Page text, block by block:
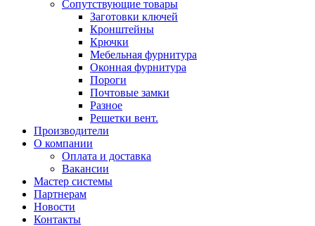
Сопутствующие товары
Заготовки ключей
Кронштейны
Крючки
Мебельная фурнитура
Оконная фурнитура
Пороги
Почтовые замки
Разное
Решетки вент.
Производители
О компании
Оплата и доставка
Вакансии
Мастер системы
Партнерам
Новости
Контакты